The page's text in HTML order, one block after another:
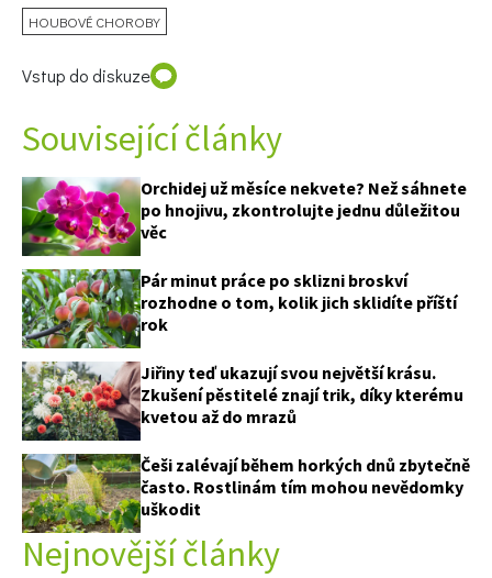
HOUBOVÉ CHOROBY
Vstup do diskuze
Související články
Orchidej už měsíce nekvete? Než sáhnete
po hnojivu, zkontrolujte jednu důležitou
věc
Pár minut práce po sklizni broskví
rozhodne o tom, kolik jich sklidíte příští
rok
Jiřiny teď ukazují svou největší krásu.
Zkušení pěstitelé znají trik, díky kterému
kvetou až do mrazů
Češi zalévají během horkých dnů zbytečně
často. Rostlinám tím mohou nevědomky
uškodit
Nejnovější články